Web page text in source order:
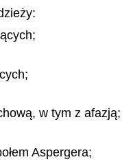
w tym z afazją;
Aspergera;